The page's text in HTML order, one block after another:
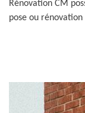
Rénovation CM
pose ou